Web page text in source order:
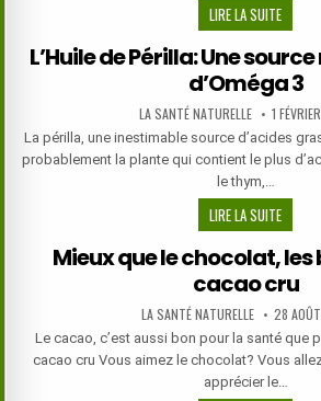
LIRE LA SUITELA
CANNELLE
POUR
LA
SANTÉ
L’Huile de Périlla: Une
d’Oméga 3
AUTHOR:
LA SANTÉ NATURELLE
DATE:
1
La périlla, une inestimable source d’acides
probablement la plante qui contient le plus
le thym,…
LIRE LA SUITEL’HUILE
DE
UNE
SOURCE
NON
3
Mieux que le chocolat,
cacao cru
AUTHOR:
LA SANTÉ NATURELLE
DATE:
28
Le cacao, c’est aussi bon pour la santé que
cacao cru Vous aimez le chocolat? Vous
apprécier le…